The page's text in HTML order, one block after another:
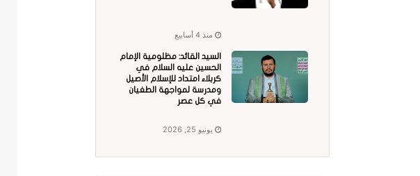
منذ 4 أسابيع
السيد القائد: مظلومية الإمام
الحسين عليه السلام في
كربلاء امتداد للإسلام الأصيل
ومدرسة لمواجهة الطغيان
في كل عصر
يونيو 25, 2026